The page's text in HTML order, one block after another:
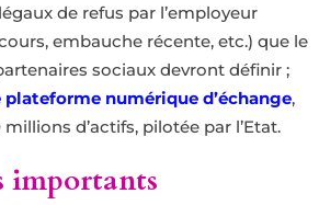
de refus par l’employeur
embauche récente, etc.) que le
sociaux devront définir ;
plateforme numérique d’échange,
d’actifs, pilotée par l’Etat.
importants